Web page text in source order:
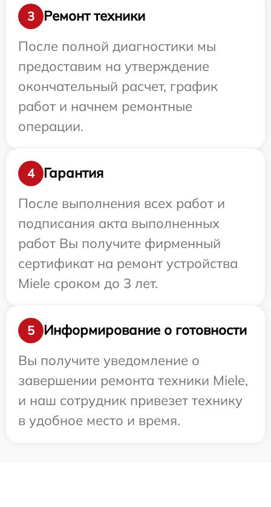
3
Ремонт техники
После полной диагностики мы
предоставим на утверждение
окончательный расчет, график
работ и начнем ремонтные
операции.
4
Гарантия
После выполнения всех работ и
подписания акта выполненных
работ Вы получите фирменный
сертификат на ремонт устройства
Miele сроком до 3 лет.
5
Информирование о готовности
Вы получите уведомление о
завершении ремонта техники Miele,
и наш сотрудник привезет технику
в удобное место и время.